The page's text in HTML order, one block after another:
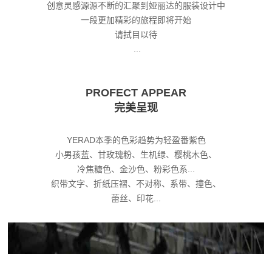
创意灵感源源不断的汇聚到娅丽达的服装设计中
一段更加精彩的旅程即将开始
请拭目以待
PROFECT APPEAR
完美呈现
YERAD本季的色彩趋势为轻盈番紫色
小男孩蓝、甘玫瑰粉、生机绿、樱桃木色、
冷焦糖色、金沙色、粉彩色系...
织带文字、折纸压褶、不对称、系带、撞色、
蕾丝、印花...